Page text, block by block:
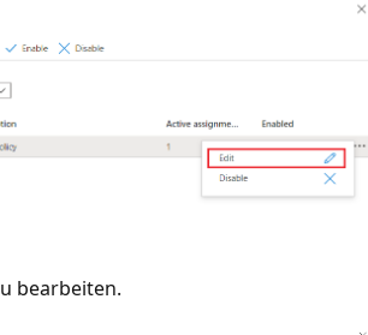
bearbeiten.